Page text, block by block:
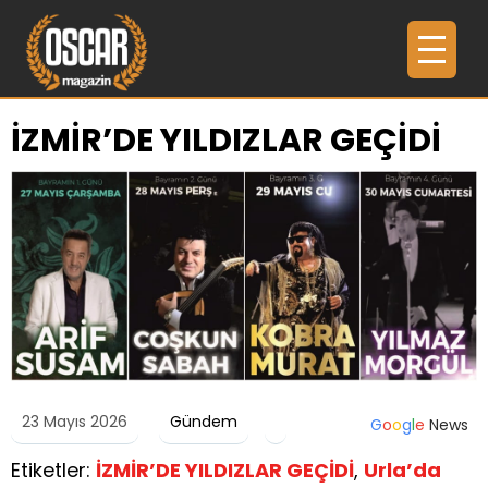
İZMİR’DE YILDIZLAR GEÇİDİ
23 Mayıs 2026 Gündem Google News
Etiketler: İZMİR’DE YILDIZLAR GEÇİDİ, Urla’da